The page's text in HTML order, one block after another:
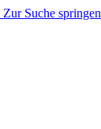
Zur Suche springen